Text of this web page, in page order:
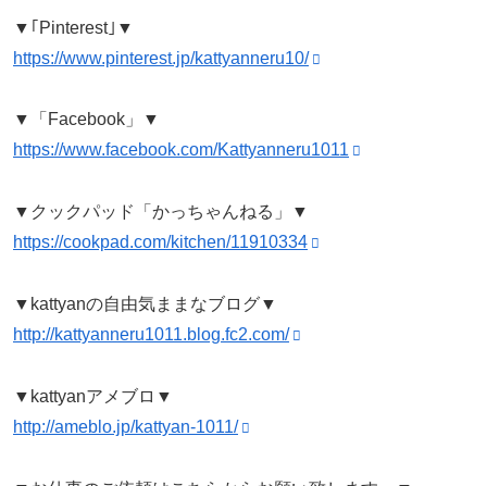
▼｢Pinterest｣▼
https://www.pinterest.jp/kattyanneru10/
▼「Facebook」▼
https://www.facebook.com/Kattyanneru1011
▼クックパッド「かっちゃんねる」▼
https://cookpad.com/kitchen/11910334
▼kattyanの自由気ままなブログ▼
http://kattyanneru1011.blog.fc2.com/
▼kattyanアメブロ▼
http://ameblo.jp/kattyan-1011/